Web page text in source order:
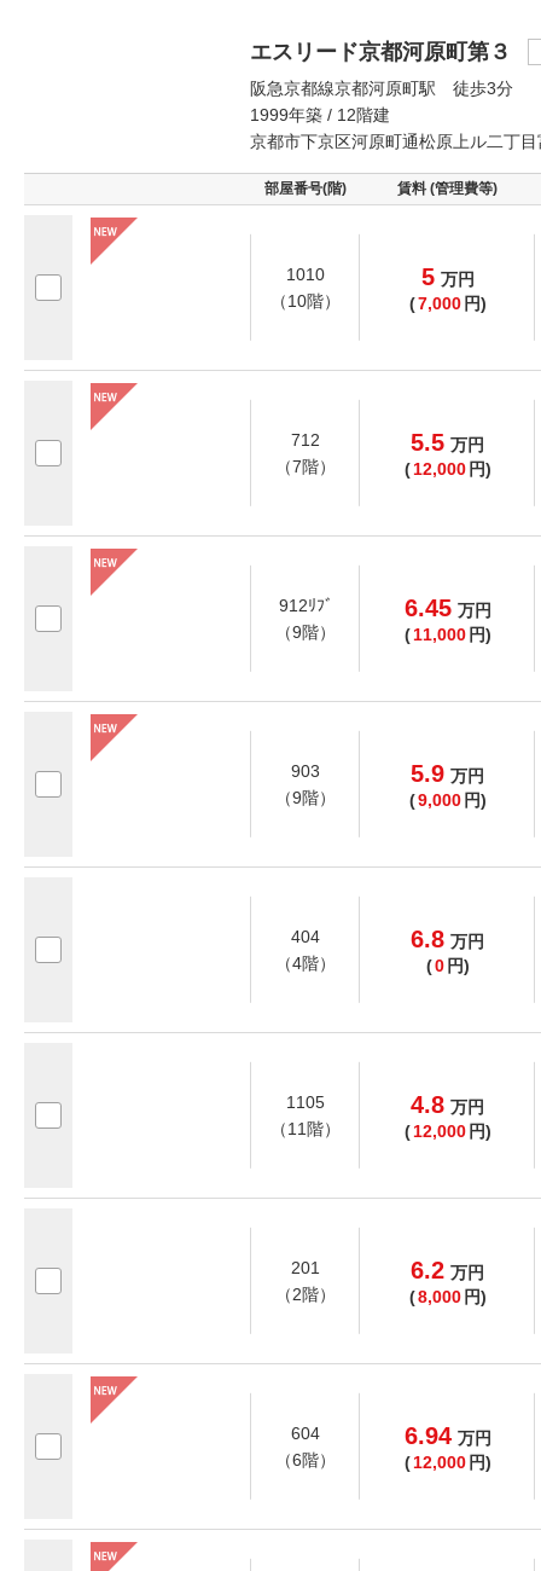
エスリード京都河原町第３
阪急京都線京都河原町駅 徒歩3分
1999年築 / 12階建
京都市下京区河原町通松原上ル二丁
部屋番号(階) 賃料 (管理費等)
1010
（10階）
5 万円
(7,000 円)
712
（7階）
5.5 万円
( 12,000 円)
912ﾘﾌﾞ
（9階）
6.45 万円
( 11,000 円)
903
（9階）
5.9 万円
(9,000 円)
404
（4階）
6.8 万円
(0 円)
1105
（11階）
4.8 万円
( 12,000 円)
201
（2階）
6.2 万円
(8,000 円)
604
（6階）
6.94 万円
( 12,000 円)